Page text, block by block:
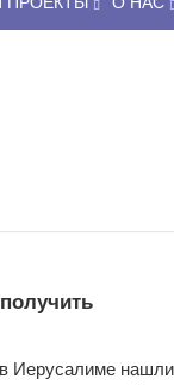
в Иерусалиме нашли